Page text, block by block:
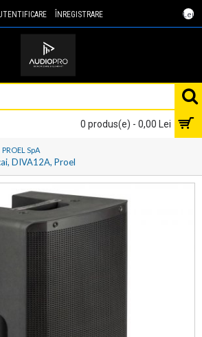
Lei
ÎNREGISTRARE
0 produs(e) - 0,00 Lei
PROEL SpA
DIVA12A, Proel